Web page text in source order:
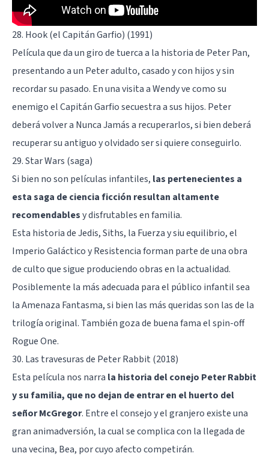
28. Hook (el Capitán Garfio) (1991)
Película que da un giro de tuerca a la historia de Peter Pan,
presentando a un Peter adulto, casado y con hijos y sin
recordar su pasado. En una visita a Wendy ve como su
enemigo el Capitán Garfio secuestra a sus hijos. Peter
deberá volver a Nunca Jamás a recuperarlos, si bien deberá
recuperar su antiguo y olvidado ser si quiere conseguirlo.
29. Star Wars (saga)
Si bien no son películas infantiles, las pertenecientes a
esta saga de ciencia ficción resultan altamente
recomendablesy disfrutables en familia.
Esta historia de Jedis, Siths, la Fuerza y siu equilibrio, el
Imperio Galáctico y Resistencia forman parte de una obra
de culto que sigue produciendo obras en la actualidad.
Posiblemente la más adecuada para el público infantil sea
la Amenaza Fantasma, si bien las más queridas son las de la
trilogía original. También goza de buena fama el spin-off
Rogue One.
30. Las travesuras de Peter Rabbit (2018)
Esta película nos narra la historia del conejo Peter Rabbit
y su familia, que no dejan de entrar en el huerto del
señor McGregor. Entre el consejo y el granjero existe una
gran animadversión, la cual se complica con la llegada de
una vecina, Bea, por cuyo afecto competirán.